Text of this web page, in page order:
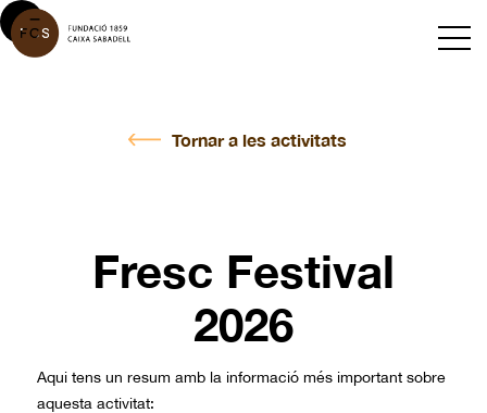
Tornar a les activitats
Fresc Festival
2026
Aqui tens un resum amb la informació més important sobre
aquesta activitat: